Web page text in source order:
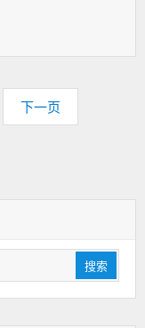
下一页
搜索